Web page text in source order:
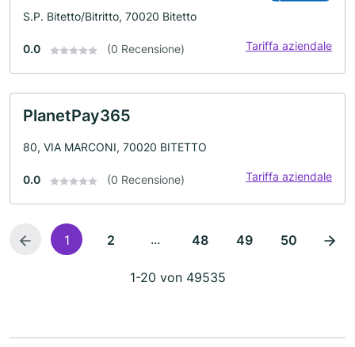
S.P. Bitetto/Bitritto, 70020 Bitetto
0.0 (0 Recensione) Tariffa aziendale
PlanetPay365
80, VIA MARCONI, 70020 BITETTO
0.0 (0 Recensione) Tariffa aziendale
1 2 ... 48 49 50
1-20 von 49535